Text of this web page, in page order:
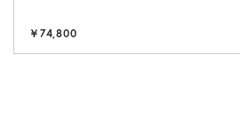
￥74,800